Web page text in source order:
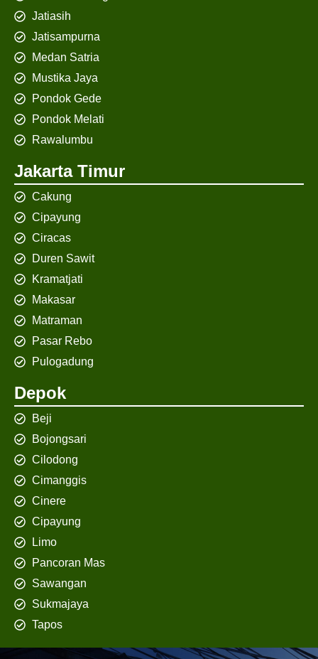
Jatiasih
Jatisampurna
Medan Satria
Mustika Jaya
Pondok Gede
Pondok Melati
Rawalumbu
Jakarta Timur
Cakung
Cipayung
Ciracas
Duren Sawit
Kramatjati
Makasar
Matraman
Pasar Rebo
Pulogadung
Depok
Beji
Bojongsari
Cilodong
Cimanggis
Cinere
Cipayung
Limo
Pancoran Mas
Sawangan
Sukmajaya
Tapos